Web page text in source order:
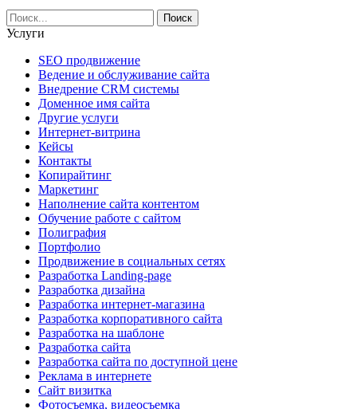
Услуги
SEO продвижение
Ведение и обслуживание сайта
Внедрение CRM системы
Доменное имя сайта
Другие услуги
Интернет-витрина
Кейсы
Контакты
Копирайтинг
Маркетинг
Наполнение сайта контентом
Обучение работе с сайтом
Полиграфия
Портфолио
Продвижение в социальных сетях
Разработка Landing-page
Разработка дизайна
Разработка интернет-магазина
Разработка корпоративного сайта
Разработка на шаблоне
Разработка сайта
Разработка сайта по доступной цене
Реклама в интернете
Сайт визитка
Фотосъемка, видеосъемка